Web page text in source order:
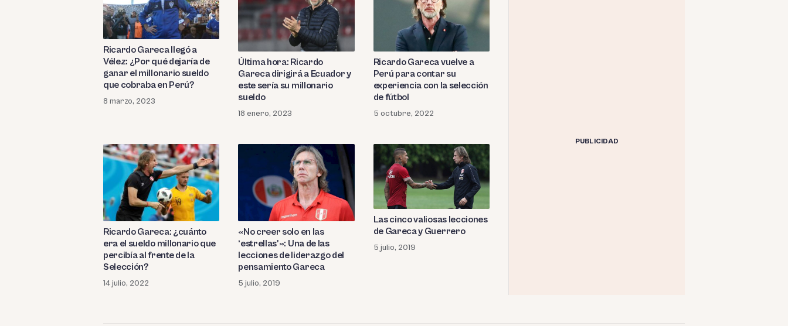
Ricardo Gareca llegó a
Vélez: ¿Por qué dejaría de
ganar el millonario sueldo
que cobraba en Perú?
8 marzo, 2023
Última hora: Ricardo
Gareca dirigirá a Ecuador y
este sería su millonario
sueldo
18 enero, 2023
Ricardo Gareca vuelve a
Perú para contar su
experiencia con la selección
de fútbol
5 octubre, 2022
Ricardo Gareca: ¿cuánto
era el sueldo millonario que
percibía al frente de la
Selección?
14 julio, 2022
«No creer solo en las
‘estrellas'»: Una de las
lecciones de liderazgo del
pensamiento Gareca
5 julio, 2019
Las cinco valiosas lecciones
de Gareca y Guerrero
5 julio, 2019
PUBLICIDAD